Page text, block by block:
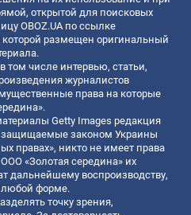
открытой для поисковых
OBOZ.UA по ссылке
которой размещен оригинальный
том числе интервью, статьи,
журналистов
права на которые
Getty Images редакция
законом Украины
правах», никто не имеет права
«Золотая середина» их
дальнейшему воспроизводству,
любой форме.
точку зрения,